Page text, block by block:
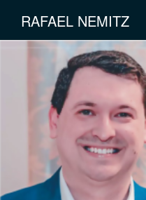
RAFAEL NEMITZ